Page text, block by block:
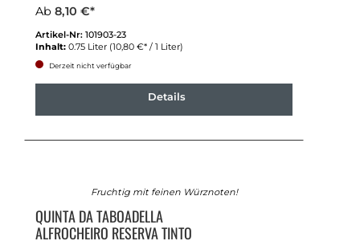
Ab 8,10 €*
Artikel-Nr: 101903-23
Inhalt: 0.75 Liter (10,80 €* / 1 Liter)
Derzeit nicht verfügbar
Details
Fruchtig mit feinen Würznoten!
QUINTA DA TABOADELLA
ALFROCHEIRO RESERVA TINTO